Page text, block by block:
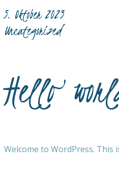
5. Oktober 2023
Uncategorized
Hello
Welcome to WordPress.